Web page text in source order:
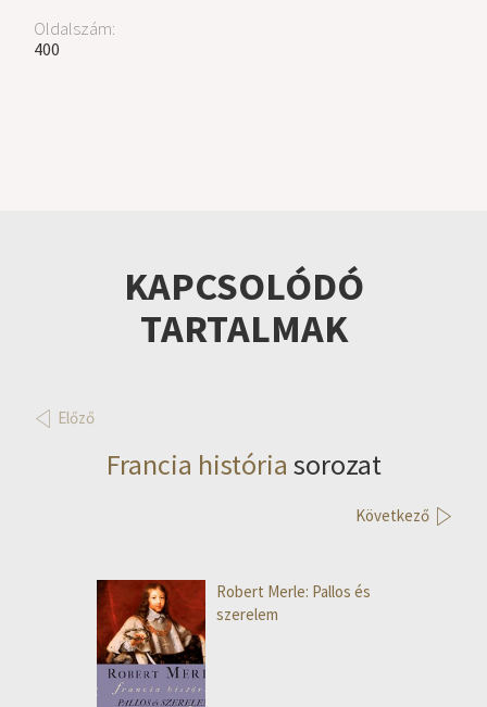
Oldalszám:
400
KAPCSOLÓDÓ
TARTALMAK
Előző
Francia história sorozat
Következő
Robert Merle: Pallos és
szerelem